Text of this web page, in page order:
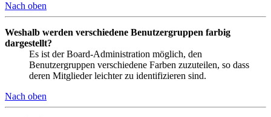
Nach oben
Weshalb werden verschiedene Benutzergruppen farbig
dargestellt?
Es ist der Board-Administration möglich, den
Benutzergruppen verschiedene Farben zuzuteilen, so dass
deren Mitglieder leichter zu identifizieren sind.
Nach oben